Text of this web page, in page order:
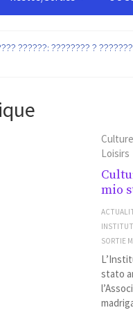
??????: ???????? ?
Culture
Loisirs
mio
SORTIE
stato